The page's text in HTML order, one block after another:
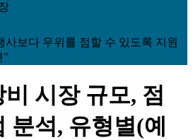
보다 우위를 점할 수 있도록 지원
"
시장 규모, 점
분석, 유형별(예